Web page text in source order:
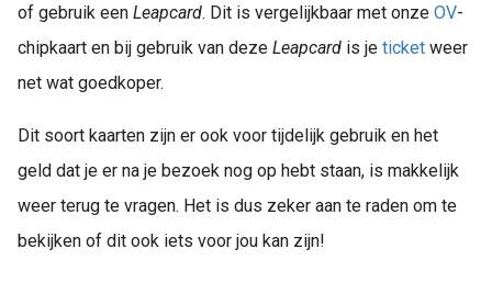
of gebruik een Leapcard. Dit is vergelijkbaar met onze OV-
chipkaart en bij gebruik van deze Leapcard is je ticket weer
net wat goedkoper.
Dit soort kaarten zijn er ook voor tijdelijk gebruik en het
geld dat je er na je bezoek nog op hebt staan, is makkelijk
weer terug te vragen. Het is dus zeker aan te raden om te
bekijken of dit ook iets voor jou kan zijn!